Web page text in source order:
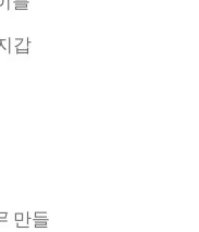
갑
만들